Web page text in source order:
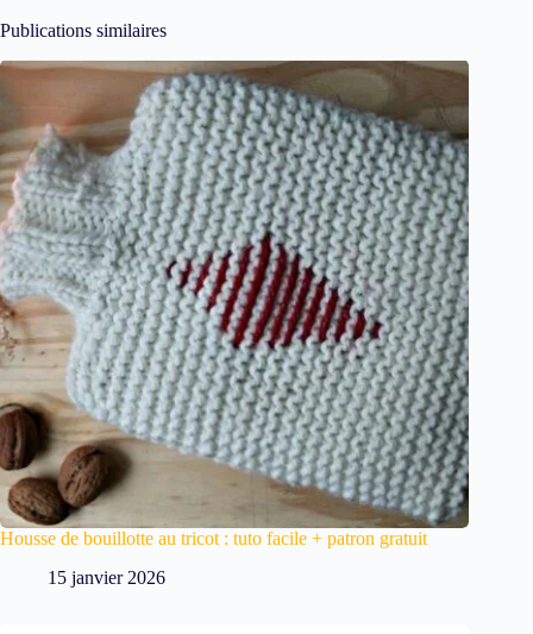
Publications similaires
Housse de bouillotte au tricot : tuto facile + patron gratuit
15 janvier 2026